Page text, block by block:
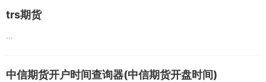
trs期货
...
中信期货开户时间查询器(中信期货开盘时间)